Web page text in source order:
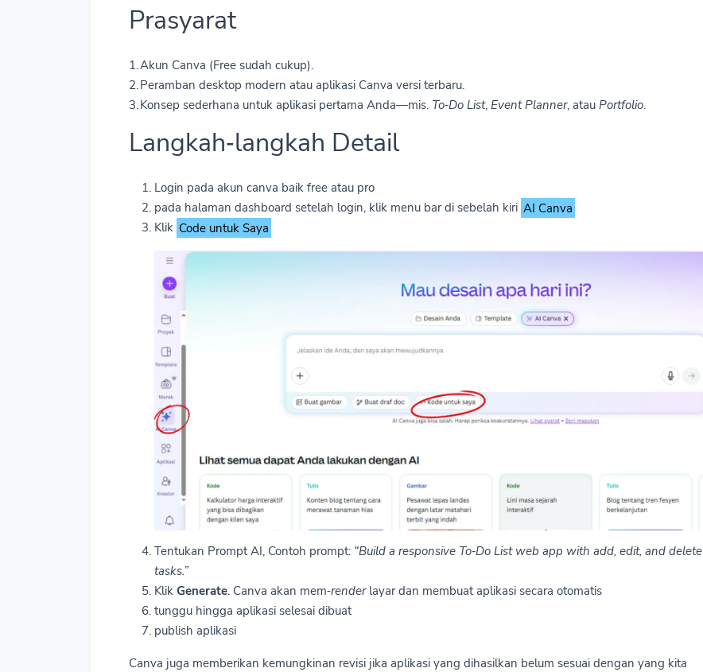
Prasyarat
1. Akun Canva (Free sudah cukup).
2. Peramban desktop modern atau aplikasi Canva versi terbaru.
3. Konsep sederhana untuk aplikasi pertama Anda—mis. To‑Do List, Event Planner, atau Portfolio.
Langkah‑langkah Detail
Login pada akun canva baik free atau pro
pada halaman dashboard setelah login, klik menu bar di sebelah kiri AI Canva
Klik Code untuk Saya
Tentukan Prompt AI, Contoh prompt: “Build a responsive To‑Do List web app with add, edit, and delete
tasks.”
Klik Generate. Canva akan mem‑renderlayar dan membuat aplikasi secara otomatis
tunggu hingga aplikasi selesai dibuat
publish aplikasi
Canva juga memberikan kemungkinan revisi jika aplikasi yang dihasilkan belum sesuai dengan yang kita